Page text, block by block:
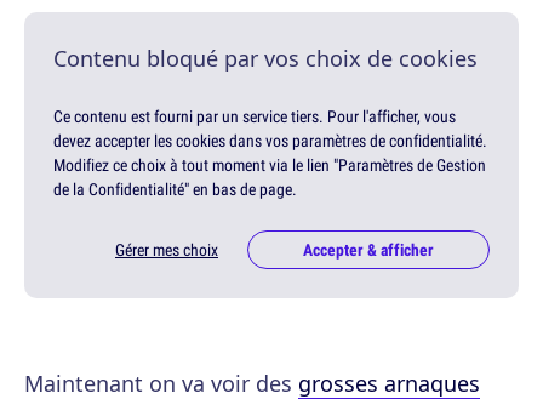
Contenu bloqué par vos choix de cookies
Ce contenu est fourni par un service tiers. Pour l'afficher, vous
devez accepter les cookies dans vos paramètres de confidentialité.
Modifiez ce choix à tout moment via le lien "Paramètres de Gestion
de la Confidentialité" en bas de page.
Gérer mes choix Accepter & afficher
Maintenant on va voir des grosses arnaques